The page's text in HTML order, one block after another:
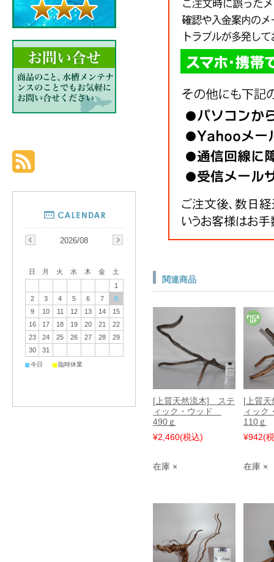
関連商品
[上質天然流木] ステ
ィック・ウッド
490ｇ
¥2,460(税込)
在庫 ×
[上質
ィッ
110ｇ
¥942(
在庫 ×
2026/08
日 月 火 水 木 金
土
1
2
3 4 5 6 7
8
9
10 11 12 13 14
15
16
17 18 19 20 21
22
23
24 25 26 27 28
29
30
31
■今日 ■臨時休業